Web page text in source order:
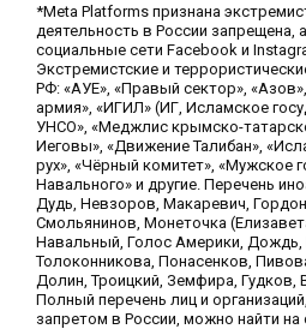
*Meta Platforms признана
деятельность в России
социальные сети Facebook и
Экстремистские и
РФ: «АУЕ», «Правый сектор»,
армия», «ИГИЛ» (ИГ, Исламское
УНСО», «Меджлис крымско-
Иеговы», «Движение Талибан»,
рух», «Чёрный комитет», «Мужское
Навального» и другие. Перечень
Дудь, Невзоров, Макаревич,
Смольянинов, Монеточка
Навальный, Голос Америки, Дождь,
Толоконникова, Понасенков,
Долин, Троицкий, Земфира, Гудков,
Полный перечень лиц и
запретом в России, можно найти